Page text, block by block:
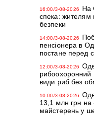
16:00/3-08-2026
На
спека: жителям
безпеки
14:00/3-08-2026
пенсіонера в
постане перед
12:00/3-08-2026
рибоохоронний
види риб без
10:00/3-08-2026
13,1 млн грн на
майстерень у